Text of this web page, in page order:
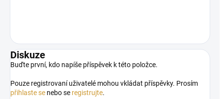
Diskuze
Buďte první, kdo napíše příspěvek k této položce.
Pouze registrovaní uživatelé mohou vkládat příspěvky. Prosím
přihlaste se nebo se registrujte.